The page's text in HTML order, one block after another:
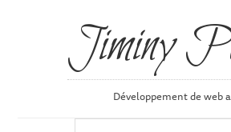
Jiminy
Développement de web